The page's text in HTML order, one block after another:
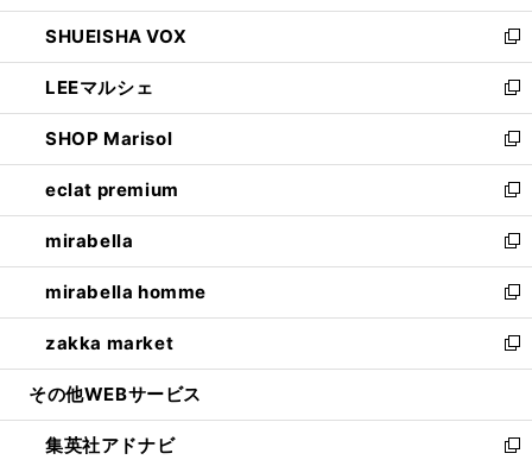
ウ
で
開
く
ン
ド
ウ
で
開
く
ウ
ィ
ン
ド
ウ
で
開
く
し
い
ウ
ィ
ン
ド
ウ
で
開
く
SHUEISHA VOX
新
し
い
ウ
ィ
ン
ド
ウ
で
開
く
LEEマルシェ
新
し
い
ウ
ィ
ン
ド
ウ
で
開
く
SHOP Marisol
新
し
い
ウ
ィ
ン
ド
ウ
で
開
eclat premium
新
し
い
ウ
ィ
ン
ド
ウ
開
く
mirabella
新
し
い
ウ
ィ
ン
ウ
で
mirabella homme
新
し
い
ウ
ン
ド
zakka market
新
し
ウ
ィ
その他WEBサービス
集英社アドナビ
新